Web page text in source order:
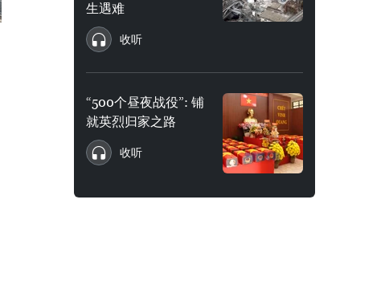
生遇难
收听
“500个昼夜战役”: 铺
就英烈归家之路
收听